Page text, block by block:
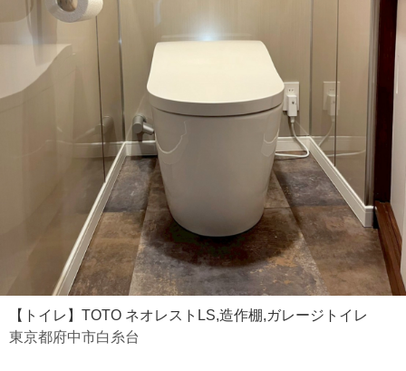
【トイレ】TOTO ネオレストLS,造作棚,ガレージトイレ
東京都府中市白糸台